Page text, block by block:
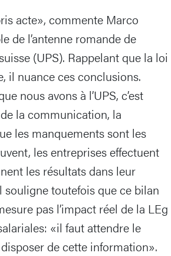
acte», commente Marco
de l’antenne romande de
(UPS). Rappelant que la loi
il nuance ces conclusions.
nous avons à l’UPS, c’est
la communication, la
les manquements sont les
les entreprises effectuent
les résultats dans leur
souligne toutefois que ce bilan
pas l’impact réel de la LEg
«il faut attendre le
de cette information».